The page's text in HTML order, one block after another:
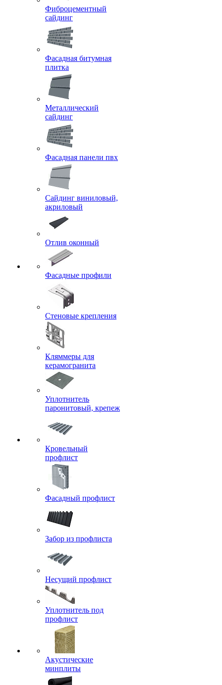
Фиброцементный
сайдинг
Фасадная битумная
плитка
Металлический
сайдинг
Фасадная панели пвх
Сайдинг виниловый,
акриловый
Отлив оконный
Фасадные профили
Стеновые крепления
Кляммеры для
керамогранита
Уплотнитель
паронитовый, крепеж
Кровельный
профлист
Фасадный профлист
Забор из профлиста
Несущий профлист
Уплотнитель под
профлист
Акустические
минплиты